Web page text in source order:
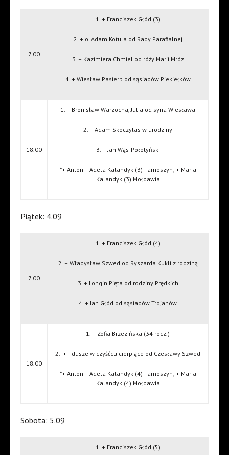
7.00
1. + Franciszek Głód (3)
2. + o. Adam Kotula od Rady Parafialnej
3. + Kazimiera Chmiel od róży Marii Mróz
4. + Wiesław Pasierb od sąsiadów Piekiełków
18.00
1. + Bronisław Warzocha, Julia od syna Wiesława
2. + Adam Skoczylas w urodziny
3. + Jan Wąs-Połotyński
*+ Antoni i Adela Kalandyk (3) Tarnoszyn; + Maria
Kalandyk (3) Mołdawia
Piątek: 4.09
7.00
1. + Franciszek Głód (4)
2. + Władysław Szwed od Ryszarda Kukli z rodziną
3. + Longin Pięta od rodziny Prędkich
4. + Jan Głód od sąsiadów Trojanów
18.00
1. + Zofia Brzezińska (34 rocz.)
2. ++ dusze w czyśćcu cierpiące od Czesławy Szwed
*+ Antoni i Adela Kalandyk (4) Tarnoszyn; + Maria
Kalandyk (4) Mołdawia
Sobota: 5.09
1. + Franciszek Głód (5)